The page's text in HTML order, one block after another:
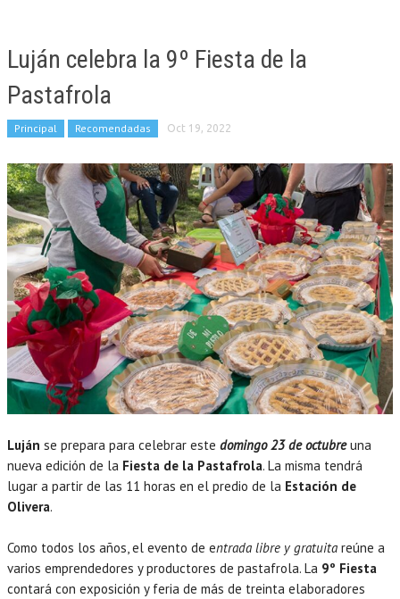
Luján celebra la 9º Fiesta de la
Pastafrola
Principal Recomendadas Oct 19, 2022
Luján se prepara para celebrar este domingo 23 de octubreuna
nueva edición de la Fiesta de la Pastafrola. La misma tendrá
lugar a partir de las 11 horas en el predio de la Estación de
Olivera.
Como todos los años, el evento de entrada libre y gratuita reúne a
varios emprendedores y productores de pastafrola. La 9º Fiesta
contará con exposición y feria de más de treinta elaboradores